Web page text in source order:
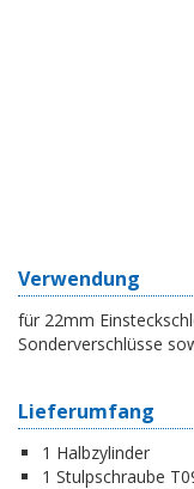
Verwendung
für 22mm
Sonderverschlüsse
Lieferumfang
1 Halbzylinder
1 Stulpschraube